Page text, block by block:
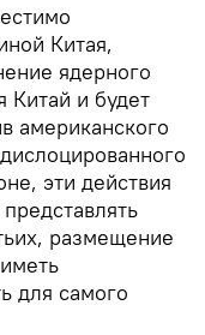
Китая,
ядерного
и будет
американского
эти действия
размещение
для самого